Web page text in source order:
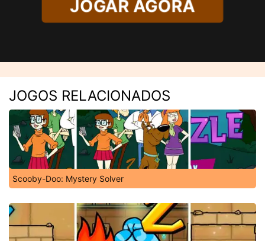
JOGAR AGORA
JOGOS RELACIONADOS
Scooby-Doo: Mystery Solver